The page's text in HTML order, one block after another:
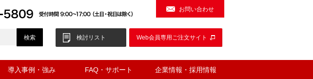
お問い合わせ
検討リスト Web会員専用ご注文サイト
導入事例・強み FAQ・サポート 企業情報・採用情報